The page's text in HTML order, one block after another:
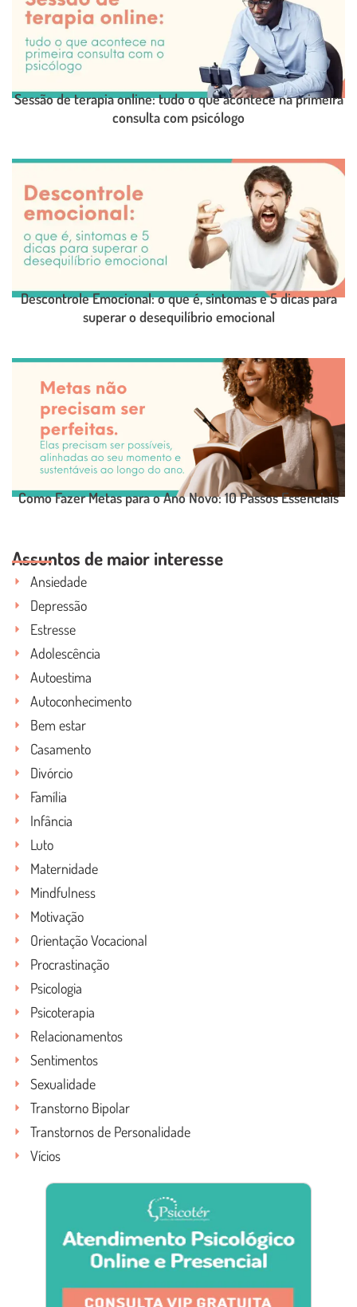
LEIA O POST COMPLETO
Sessão de terapia online: tudo o que acontece na primeira
consulta com psicólogo
LEIA O POST COMPLETO
Descontrole Emocional: o que é, sintomas e 5 dicas para
superar o desequilíbrio emocional
LEIA O POST COMPLETO
Como Fazer Metas para o Ano Novo: 10 Passos Essenciais
Assuntos de maior interesse
Ansiedade
Depressão
Estresse
Adolescência
Autoestima
Autoconhecimento
Bem estar
Casamento
Divórcio
Família
Infância
Luto
Maternidade
Mindfulness
Motivação
Orientação Vocacional
Procrastinação
Psicologia
Psicoterapia
Relacionamentos
Sentimentos
Sexualidade
Transtorno Bipolar
Transtornos de Personalidade
Vícios